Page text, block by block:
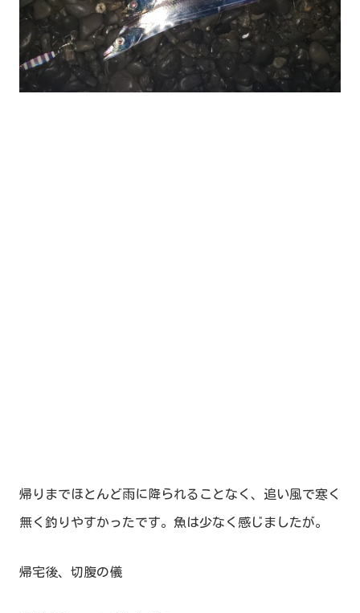
帰りまでほとんど雨に降られることなく、追い風で寒く
無く釣りやすかったです。魚は少なく感じましたが。
帰宅後、切腹の儀